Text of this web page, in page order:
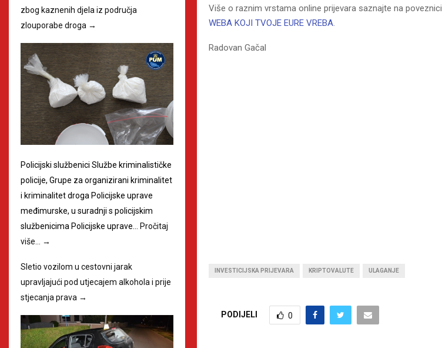
Više o raznim vrstama online prijevara saznajte na poveznici
WEBA KOJI TVOJE EURE VREBA.
Radovan Gačal
INVESTICIJSKA PRIJEVARA KRIPTOVALUTE ULAGANJE
PODIJELI 0
zbog kaznenih djela iz područja
zlouporabe droga →
Policijski službenici Službe kriminalističke
policije, Grupe za organizirani kriminalitet
i kriminalitet droga Policijske uprave
međimurske, u suradnji s policijskim
službenicima Policijske uprave…
Pročitaj
više…
→
Sletio vozilom u cestovni jarak
upravljajući pod utjecajem alkohola i prije
stjecanja prava →